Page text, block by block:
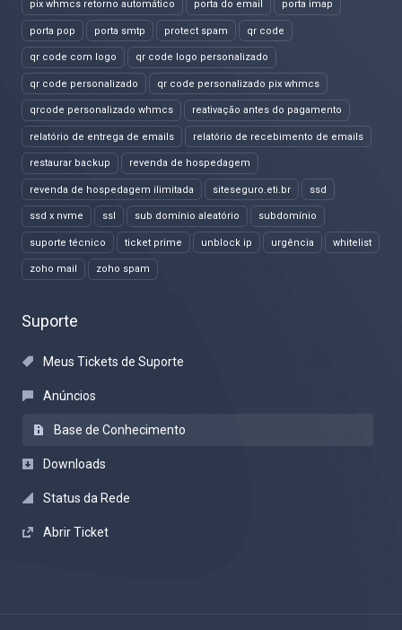
pix whmcs retorno automático porta do email porta imap
porta pop porta smtp protect spam qr code
qr code com logo qr code logo personalizado
qr code personalizado qr code personalizado pix whmcs
qrcode personalizado whmcs reativação antes do pagamento
relatório de entrega de emails relatório de recebimento de emails
restaurar backup revenda de hospedagem
revenda de hospedagem ilimitada siteseguro.eti.br ssd
ssd x nvme ssl sub domínio aleatório subdomínio
suporte técnico ticket prime unblock ip urgência whitelist
zoho mail zoho spam
Suporte
Meus Tickets de Suporte
Anúncios
Base de Conhecimento
Downloads
Status da Rede
Abrir Ticket